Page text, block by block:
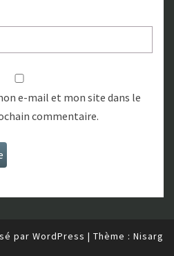
e-mail et mon site dans le
commentaire.
par WordPress | Thème : Nisarg